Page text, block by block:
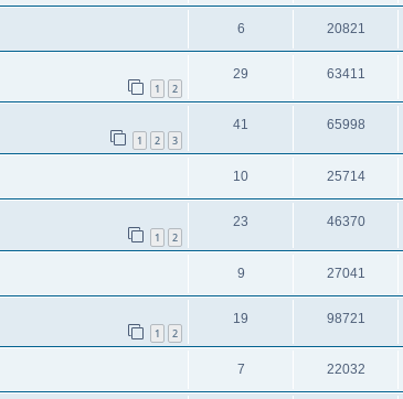
6 20821
1 2
29 63411
1 2 3
41 65998
10 25714
1 2
23 46370
9 27041
1 2
19 98721
7 22032